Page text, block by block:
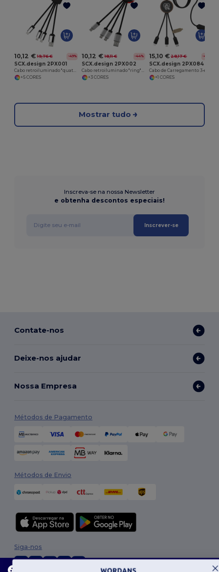
10,12 € 19,76 € -49%
SCX.design 2PX001
+5 CORES
10,12 € 18,11 € -44%
SCX.design 2PX002
+3 CORES
15,10 € 28,17 € -46%
SCX.design 2PX084
+1 CORES
Mostrar tudo
Inscreva-se na nossa Newsletter
e obtenha descontos especiais!
Inscrever-se
Contate-nos
Deixe-nos ajudar
Nossa Empresa
Métodos de Pagamento
Métodos de Envio
Siga-nos